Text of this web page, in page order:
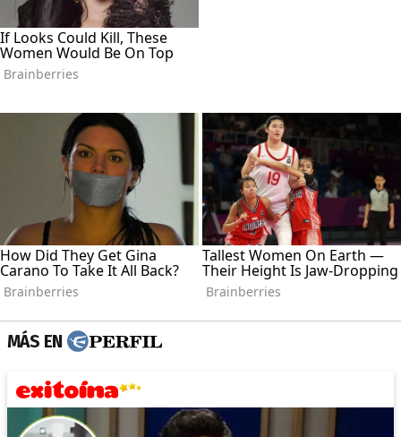
MÁS EN